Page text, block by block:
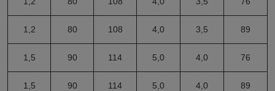
1,2 80 108 4,0 3,5 89
1,5 90 114 5,0 4,0 76
1,5 90 114 5,0 4,0 89